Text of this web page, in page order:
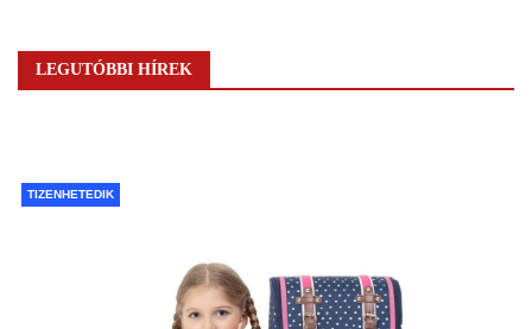
LEGUTÓBBI HÍREK
TIZENHETEDIK